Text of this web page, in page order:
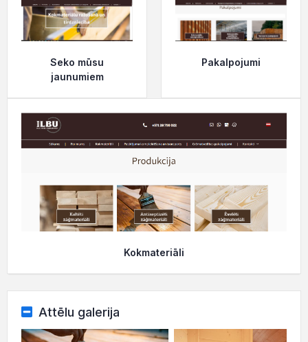
Seko mūsu
jaunumiem
Pakalpojumi
Kokmateriāli
Attēlu galerija